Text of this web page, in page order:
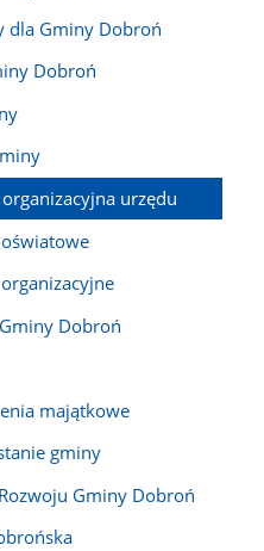
dla Gminy Dobroń
Dobroń
urzędu
Dobroń
majątkowe
gminy
Gminy Dobroń